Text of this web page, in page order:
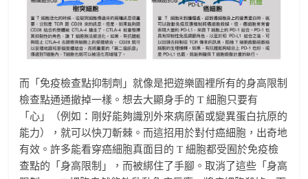
而「免疫檢查點抑制劑」就像是把遊樂園裡所有的身高限制
檢查點通通撤掉一樣。想去大顯身手的 T 細胞只要有
「心」（例如：剛好能夠識別外來病原菌或變異蛋白抗原的
能力），就可以快刀斬棘。而這招用於對付癌細胞，出奇地
有效。許多能看穿癌細胞真面目的 T 細胞都受囿於免疫檢
查點的「身高限制」，而被綁住了手腳。取消了這些「身高